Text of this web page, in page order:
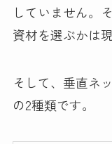
していません。
資材を選ぶかは
そして、垂直ネ
の2種類です。